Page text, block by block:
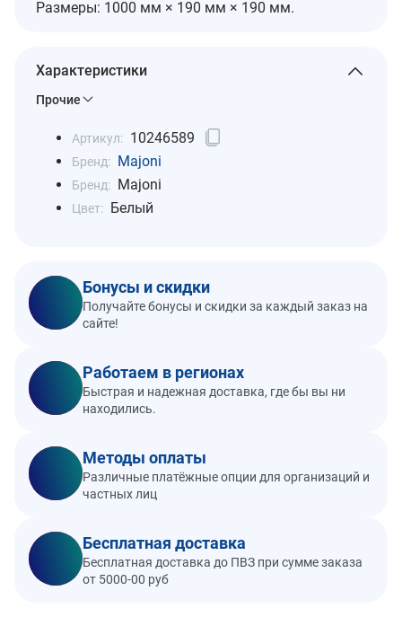
Размеры: 1000 мм × 190 мм × 190 мм.
Характеристики
Прочие
Артикул: 10246589
Бренд: Majoni
Бренд: Majoni
Цвет: Белый
Бонусы и скидки
Получайте бонусы и скидки за каждый заказ на
сайте!
Работаем в регионах
Быстрая и надежная доставка, где бы вы ни
находились.
Методы оплаты
Различные платёжные опции для организаций и
частных лиц
Бесплатная доставка
Бесплатная доставка до ПВЗ при сумме заказа
от 5000-00 руб